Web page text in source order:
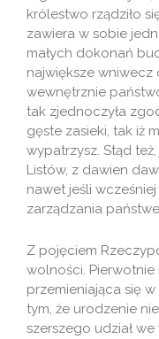
królestwo rządziło
zawiera w sobie
małych dokonań
największe
wewnętrznie
tak zjednoczyła
gęste zasieki, tak iż
wypatrzysz. Stąd
Listów, z dawien
nawet jeśli
zarządzania
Z pojęciem
wolności.
przemieniająca się
tym, że urodzenie
szerszego udział